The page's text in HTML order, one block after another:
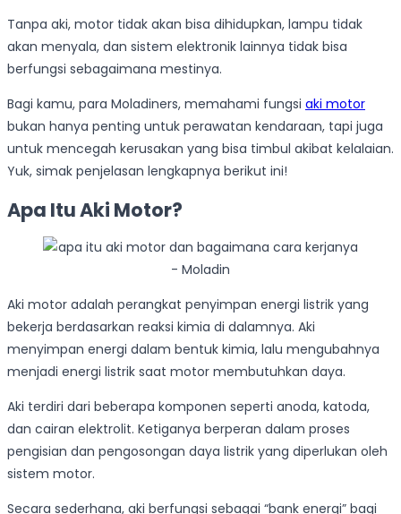
Tanpa aki, motor tidak akan bisa dihidupkan, lampu tidak
akan menyala, dan sistem elektronik lainnya tidak bisa
berfungsi sebagaimana mestinya.
Bagi kamu, para Moladiners, memahami fungsi aki motor
bukan hanya penting untuk perawatan kendaraan, tapi juga
untuk mencegah kerusakan yang bisa timbul akibat kelalaian.
Yuk, simak penjelasan lengkapnya berikut ini!
Apa Itu Aki Motor?
Aki motor adalah perangkat penyimpan energi listrik yang
bekerja berdasarkan reaksi kimia di dalamnya. Aki
menyimpan energi dalam bentuk kimia, lalu mengubahnya
menjadi energi listrik saat motor membutuhkan daya.
Aki terdiri dari beberapa komponen seperti anoda, katoda,
dan cairan elektrolit. Ketiganya berperan dalam proses
pengisian dan pengosongan daya listrik yang diperlukan oleh
sistem motor.
Secara sederhana, aki berfungsi sebagai “bank energi” bagi